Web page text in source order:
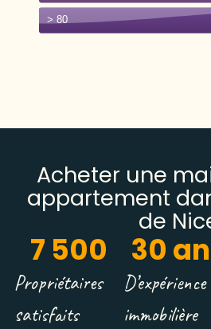
Acheter une
appartement
de
Propriétaires
satisfaits
7 500
D’expérience
immobilière
30